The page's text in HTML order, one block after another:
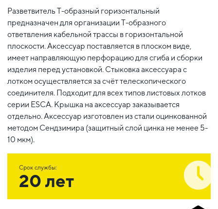
Разветвитель Т-образный горизонтальный
предназначен для организации Т-образного
ответвления кабельной трассы в горизонтальной
плоскости. Аксессуар поставляется в плоском виде,
имеет направляющую перфорацию для сгиба и сборки
изделия перед установкой. Стыковка аксессуара с
лотком осуществляется за счёт телескопического
соединителя. Подходит для всех типов листовых лотков
серии ESCA. Крышка на аксессуар заказывается
отдельно. Аксессуар изготовлен из стали оцинкованной
методом Сендзимира (защитный слой цинка не менее 5-
10 мкм).
Срок службы:
20 лет